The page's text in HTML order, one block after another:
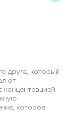
друга, который
от
концентрацией.
которое